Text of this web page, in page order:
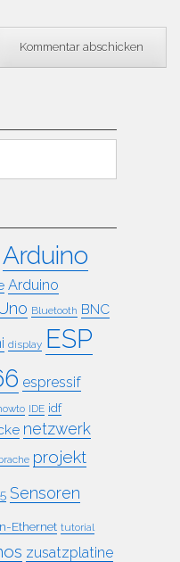
Suchen
Arduino
Arduino
Bluetooth BNC
display ESP
espressif
IDE idf
netzwerk
projekt
Sensoren
Ethernet tutorial
zusatzplatine